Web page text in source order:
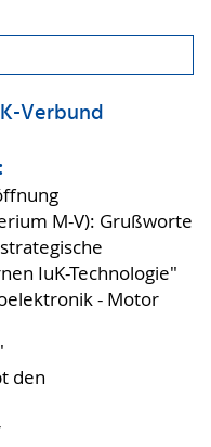
Verbund
M-V): Grußworte
IuK-Technologie"
- Motor
den